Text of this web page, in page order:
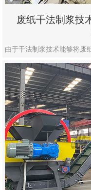
废纸干法制浆技
由于干法制浆技术能够将废